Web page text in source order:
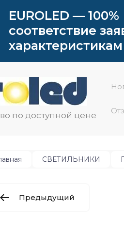
EUROLED — 100%
соответствие
характеристикам
по доступной цене
СВЕТИЛЬНИКИ
Предыдущий